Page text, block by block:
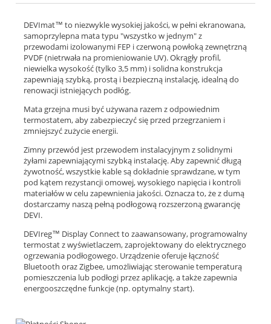
DEVImat™ to niezwykle wysokiej jakości, w pełni ekranowana,
samoprzylepna mata typu "wszystko w jednym" z
przewodami izolowanymi FEP i czerwoną powłoką zewnętrzną
PVDF (nietrwała na promieniowanie UV). Okrągły profil,
niewielka wysokość (tylko 3,5 mm) i solidna konstrukcja
zapewniają szybką, prostą i bezpieczną instalację, idealną do
renowacji istniejących podłóg.
Mata grzejna musi być używana razem z odpowiednim
termostatem, aby zabezpieczyć się przed przegrzaniem i
zmniejszyć zużycie energii.
Zimny przewód jest przewodem instalacyjnym z solidnymi
żyłami zapewniającymi szybką instalację. Aby zapewnić długą
żywotność, wszystkie kable są dokładnie sprawdzane, w tym
pod kątem rezystancji omowej, wysokiego napięcia i kontroli
materiałów w celu zapewnienia jakości. Oznacza to, że z dumą
dostarczamy naszą pełną podłogową rozszerzoną gwarancję
DEVI.
DEVIreg™ Display Connect to zaawansowany, programowalny
termostat z wyświetlaczem, zaprojektowany do elektrycznego
ogrzewania podłogowego. Urządzenie oferuje łączność
Bluetooth oraz Zigbee, umożliwiając sterowanie temperaturą
pomieszczenia lub podłogi przez aplikację, a także zapewnia
energooszczędne funkcje (np.optymalny start).